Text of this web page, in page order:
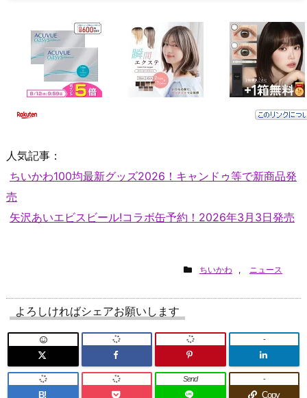
人気記事：
ちいかわ100均最新グッズ2026！キャンドゥ等で新商品発
売
矢沢あいエビスビール!コラボ缶予約！2026年3月3日発売
ちいかわ , ニュース
よろしければシェアお願いします
-
B!
Send
Copy
-